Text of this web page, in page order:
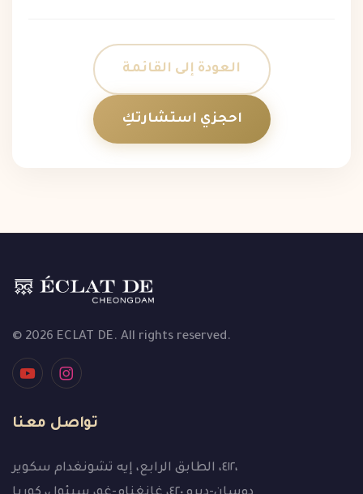
العودة إلى القائمة
احجزي استشارتكِ
© 2026 ECLAT DE. All rights reserved.
تواصل معنا
٤١٢، الطابق الرابع، إيه تشونغدام سكوير،